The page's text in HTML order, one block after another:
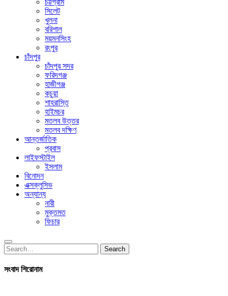
চট্টগ্রাম
সিলেট
খুলনা
বরিশাল
ময়মনসিংহ
রংপুর
চাঁদপুর
চাঁদপুর সদর
ফরিদগঞ্জ
হাজীগঞ্জ
কচুয়া
শাহরাস্তি
হাইমচর
মতলব উত্তর
মতলব দক্ষিণ
আন্তর্জাতিক
প্রবাস
লাইফস্টাইল
ইসলাম
বিনোদন
এক্সক্লুসিভ
অন্যান্য
নারী
মুক্তমত
ফিচার
Search
for:
Search
সংবাদ শিরোনাম